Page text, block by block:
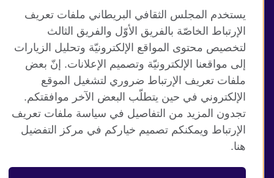
Facebook RSS
TikTok
موقع المجلس الثقافي البريطاني العالمي
الخصوصية وشروط الاستخدام
ملفات تعريف الإرتباط
خارطة الموقع
يستخدم المجلس الثقافي البريطاني ملفات تعريف
الإرتباط الخاصّة بالفريق الأوّل والفريق الثالث
لتخصيص محتوى المواقع الإلكترونيّة وتحليل الزيارات
إلى مواقعنا الإلكترونيّة وتصميم الإعلانات. إنّ بعض
ملفات تعريف الإرتباط ضروري لتشغيل الموقع
الإلكتروني في حين يتطلّب البعض الآخر موافقتكم.
تجدون المزيد من التفاصيل في سياسة ملفات تعريف
الإرتباط ويمكنكم تصميم خياركم في مركز التفضيل
هنا.